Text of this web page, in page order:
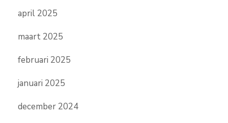
april 2025
maart 2025
februari 2025
januari 2025
december 2024